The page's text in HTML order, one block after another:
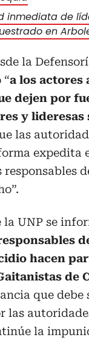
inmediata de
en
la
“a los actores
dejen por
y lideresas
las
expedita
UNP se
hacen
de
que debe
las
la